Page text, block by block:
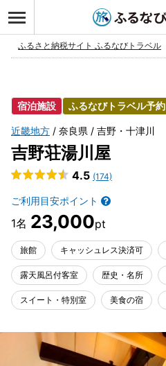
お気に入り
ふるさと納税サイト ふるなびトラベル
宿泊施設 ふるなびトラベル予約
近畿地方 奈良県 吉野・十津川
吉野荘湯川屋
4.5 (174)
ご利用目安ポイント
23,000
旅館 キャッシュレス決済可
露天風呂付客室 歴史・名所
スイート・特別室 美食の宿